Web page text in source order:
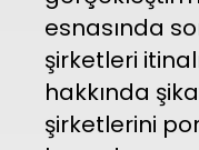
esnasında
şirketleri
hakkında
şirketlerini